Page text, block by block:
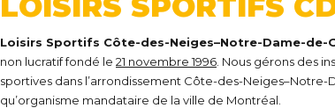
Loisirs Sportifs Côte-des-Neiges–Notre-Dame-de-
non lucratif fondé le 21 novembre 1996 . Nous gérons des
sportives dans l’arrondissement Côte-des-
qu’organisme mandataire de la ville de Montréal.